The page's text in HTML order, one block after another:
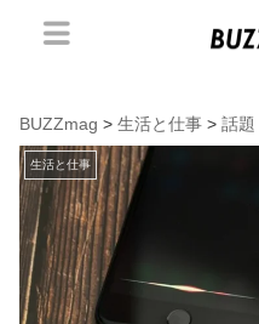
BUZZmag > 生活と仕事 > 話題
生活と仕事